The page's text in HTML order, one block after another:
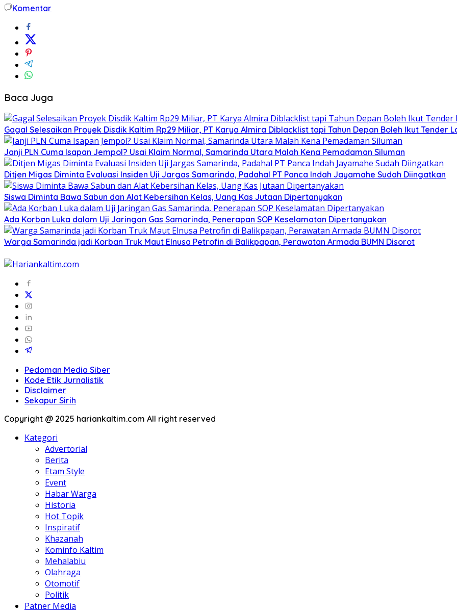
Komentar
Baca Juga
Gagal Selesaikan Proyek Disdik Kaltim Rp29 Miliar, PT Karya Almira Diblacklist tapi Tahun Depan Boleh Ikut Tender
Janji PLN Cuma Isapan Jempol? Usai Klaim Normal, Samarinda Utara Malah Kena Pemadaman Siluman
Ditjen Migas Diminta Evaluasi Insiden Uji Jargas Samarinda, Padahal PT Panca Indah Jayamahe Sudah Diingatkan
Siswa Diminta Bawa Sabun dan Alat Kebersihan Kelas, Uang Kas Jutaan Dipertanyakan
Ada Korban Luka dalam Uji Jaringan Gas Samarinda, Penerapan SOP Keselamatan Dipertanyakan
Warga Samarinda jadi Korban Truk Maut Elnusa Petrofin di Balikpapan, Perawatan Armada BUMN Disorot
Pedoman Media Siber
Kode Etik Jurnalistik
Disclaimer
Sekapur Sirih
Copyright @ 2025 hariankaltim.com All right reserved
Kategori
Advertorial
Berita
Etam Style
Event
Habar Warga
Historia
Hot Topik
Inspiratif
Khazanah
Kominfo Kaltim
Mehalabiu
Olahraga
Otomotif
Politik
Patner Media